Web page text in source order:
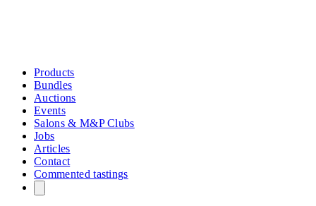
Products
Bundles
Auctions
Events
Salons & M&P Clubs
Jobs
Articles
Contact
Commented tastings